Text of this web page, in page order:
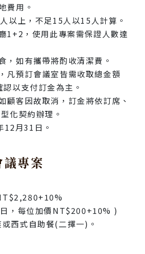
費用。
以上，不足15人以15人計算。
1+2，使用此專案需保證人數達
，如有攜帶將酌收清潔費。
凡預訂會議室皆需收取總金額
以支付訂金為主。
顧客因故取消，訂金將依訂席、
化契約辦理。
月31日。
專案
，每位加價NT$200+10% )
西式自助餐(二擇一)。